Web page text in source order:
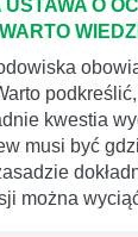
O
kwestia
musi być
można